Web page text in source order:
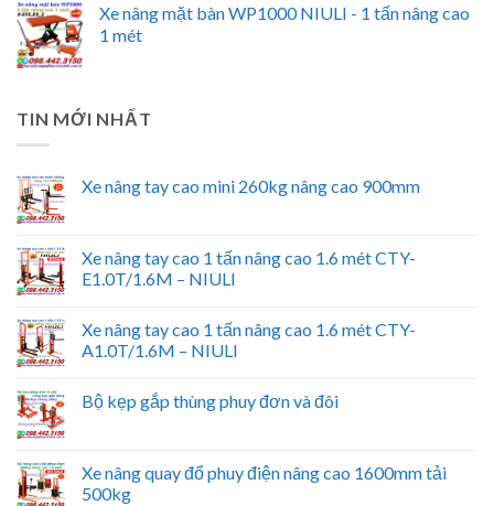
Xe nâng mặt bàn WP1000 NIULI - 1 tấn nâng cao
1 mét
TIN MỚI NHẤT
Xe nâng tay cao mini 260kg nâng cao 900mm
Xe nâng tay cao 1 tấn nâng cao 1.6 mét CTY-
E1.0T/1.6M – NIULI
Xe nâng tay cao 1 tấn nâng cao 1.6 mét CTY-
A1.0T/1.6M – NIULI
Bộ kẹp gắp thùng phuy đơn và đôi
Xe nâng quay đổ phuy điện nâng cao 1600mm tải
500kg